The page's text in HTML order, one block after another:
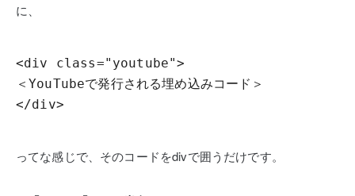
に、
<div class="youtube">
＜YouTubeで発行される埋め込みコード＞
</div>
ってな感じで、そのコードをdivで囲うだけです。